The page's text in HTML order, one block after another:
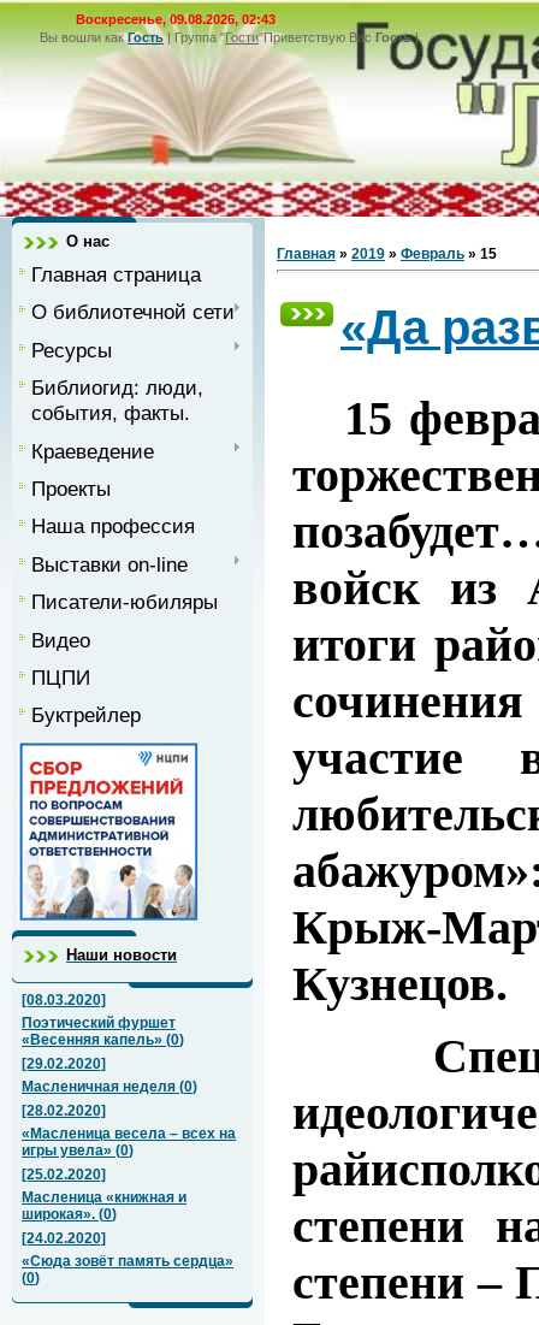
Воскресенье, 09.08.2026, 02:43
Вы вошли как Гость|Группа"Гости"Приветствую Вас Гость|
О нас
Главная страница
О библиотечной сети
Ресурсы
Библиогид: люди,
события, факты.
Краеведение
Проекты
Наша профессия
Выставки on-line
Писатели-юбиляры
Видео
ПЦПИ
Буктрейлер
Наши новости
[08.03.2020]
Поэтический фуршет
«Весенняя капель» (0)
[29.02.2020]
Масленичная неделя (0)
[28.02.2020]
«Масленица весела – всех на
игры увела» (0)
[25.02.2020]
Масленица «книжная и
широкая». (0)
[24.02.2020]
«Сюда зовёт память сердца»
(0)
Главная » 2019 » Февраль » 15
«Да
15
войск из
итоги
участие
Крыж-
Кузнецов.
степени
степени –